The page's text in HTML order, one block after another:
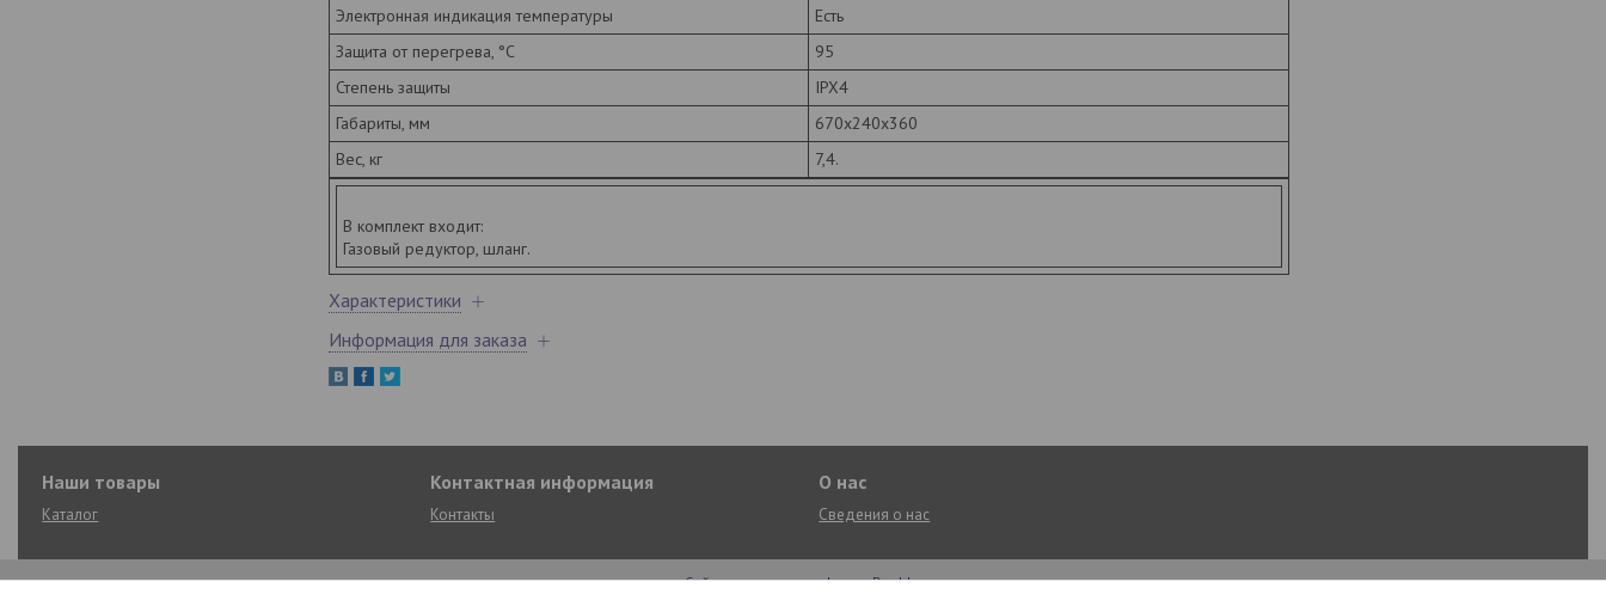
Электронная индикация температуры
Есть
Защита от перегрева, °С
95
Степень защиты
IPX4
Габариты, мм
670х240х360
Вес, кг
7,4.
В комплект входит:
Газовый редуктор, шланг.
Характеристики
Информация для заказа
Наши товары
Каталог
Контактная информация
Контакты
О нас
Сведения о нас
Сайт создан на платформе Deal.by